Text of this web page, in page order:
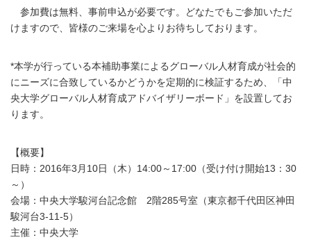
参加費は無料、事前申込が必要です。どなたでもご参加いただ
けますので、皆様のご来場を心よりお待ちしております。
*本学が行っている本補助事業によるグローバル人材育成が社会的
にニーズに合致しているかどうかを定期的に検証するため、「中
央大学グローバル人材育成アドバイザリーボード」を設置してお
ります。
【概要】
日時：2016年3月10日（木）14:00～17:00（受け付け開始13：30
～）
会場：中央大学駿河台記念館 2階285号室（東京都千代田区神田
駿河台3-11-5）
主催：中央大学